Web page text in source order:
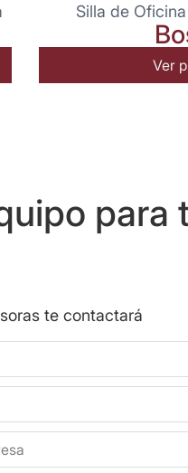
Silla de
Ver
para
te contactará